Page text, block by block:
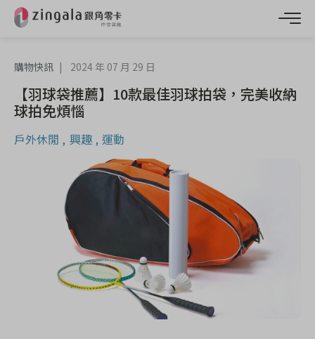
購物快訊 2024 年 07 月 29 日
【羽球袋推薦】10款最佳羽球拍袋，完美收納
球拍免煩惱
戶外休閒 興趣 運動